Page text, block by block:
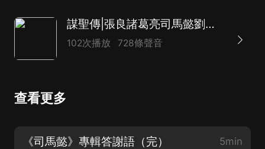
謀聖傳|張良諸葛亮司馬懿劉伯溫薑子牙鬼谷子範蠡管仲東方朔
102次播放 728條聲音
查看更多
《司馬懿》專輯答謝語（完） 5min